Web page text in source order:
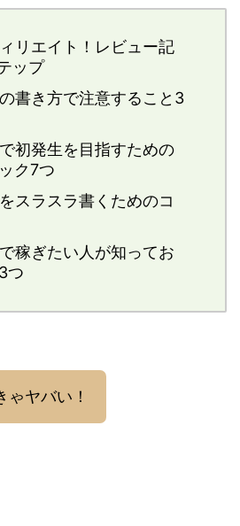
リエイト！レビュー記
ップ
書き方で注意すること3
初発生を目指すための
ク7つ
スラスラ書くためのコ
稼ぎたい人が知ってお
つ
ゃヤバい！